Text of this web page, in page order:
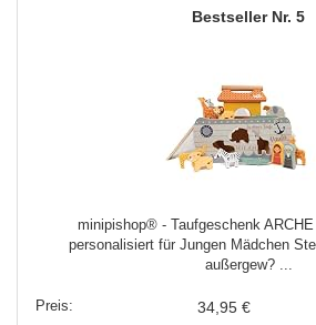
5
minipishop® - Taufgeschenk
personalisiert für Jungen Mädchen
außergew? ...
34,95 €